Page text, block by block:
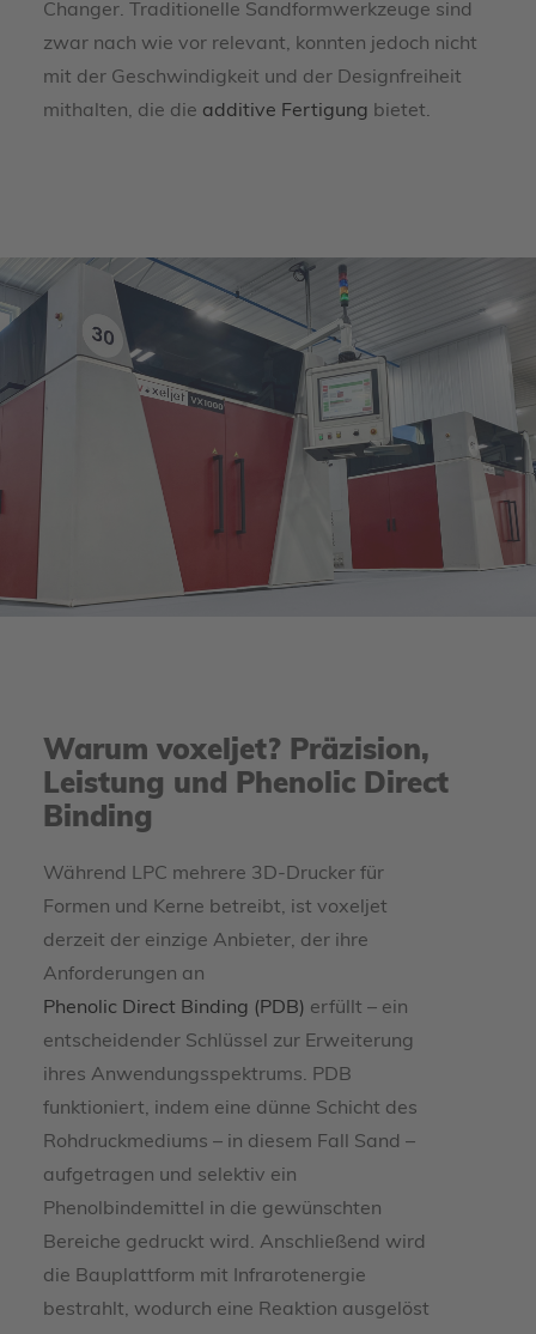
Changer. Traditionelle Sandformwerkzeuge sind
zwar nach wie vor relevant, konnten jedoch nicht
mit der Geschwindigkeit und der Designfreiheit
mithalten, die die additive Fertigung bietet.
Warum voxeljet? Präzision,
Leistung und Phenolic Direct
Binding
Während LPC mehrere 3D-Drucker für
Formen und Kerne betreibt, ist voxeljet
derzeit der einzige Anbieter, der ihre
Anforderungen an
Phenolic Direct Binding (PDB) erfüllt – ein
entscheidender Schlüssel zur Erweiterung
ihres Anwendungsspektrums. PDB
funktioniert, indem eine dünne Schicht des
Rohdruckmediums – in diesem Fall Sand –
aufgetragen und selektiv ein
Phenolbindemittel in die gewünschten
Bereiche gedruckt wird. Anschließend wird
die Bauplattform mit Infrarotenergie
bestrahlt, wodurch eine Reaktion ausgelöst